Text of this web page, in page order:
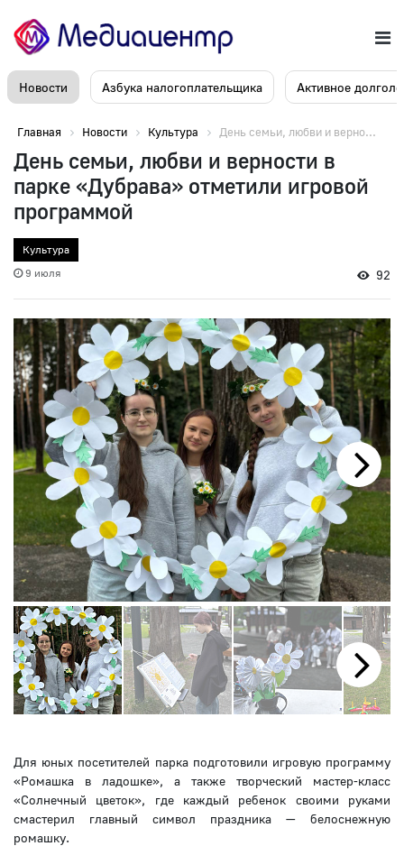
Новости Азбука налогоплательщика Активное
Главная Новости Культура День семьи, любви и верно...
День семьи, любви и верности в
парке «Дубрава» отметили игровой
программой
Культура
9 июля
92
Next
Next
Для юных посетителей парка подготовили игровую программу
«Ромашка в ладошке», а также творческий мастер-класс
«Солнечный цветок», где каждый ребенок своими руками
смастерил главный символ праздника — белоснежную
ромашку.